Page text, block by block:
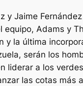
y Jaime
equipo, Adams y
y la última
serán los
liderar a los
las cotas más